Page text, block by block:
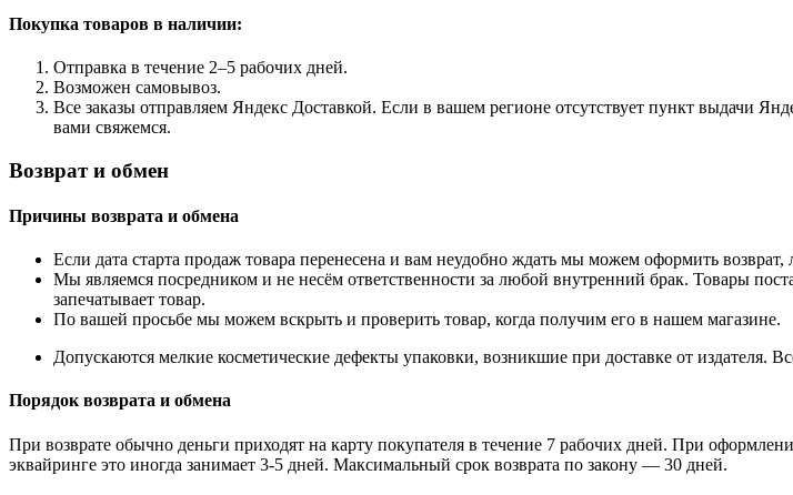
Покупка товаров в наличии:
Отправка в течение 2–5 рабочих дней.
Возможен самовывоз.
Все заказы отправляем Яндекс Доставкой. Если в вашем регионе отсутствует пункт выдачи
вами свяжемся.
Возврат и обмен
Причины возврата и обмена
Если дата старта продаж товара перенесена и вам неудобно ждать мы можем оформить возврат,
Мы являемся посредником и не несём ответственности за любой внутренний брак. Товары
запечатывает товар.
По вашей просьбе мы можем вскрыть и проверить товар, когда получим его в нашем магазине.
Допускаются мелкие косметические дефекты упаковки, возникшие при доставке от издателя.
Порядок возврата и обмена
При возврате обычно деньги приходят на карту покупателя в течение 7 рабочих дней. При
эквайринге это иногда занимает 3-5 дней. Максимальный срок возврата по закону — 30 дней.